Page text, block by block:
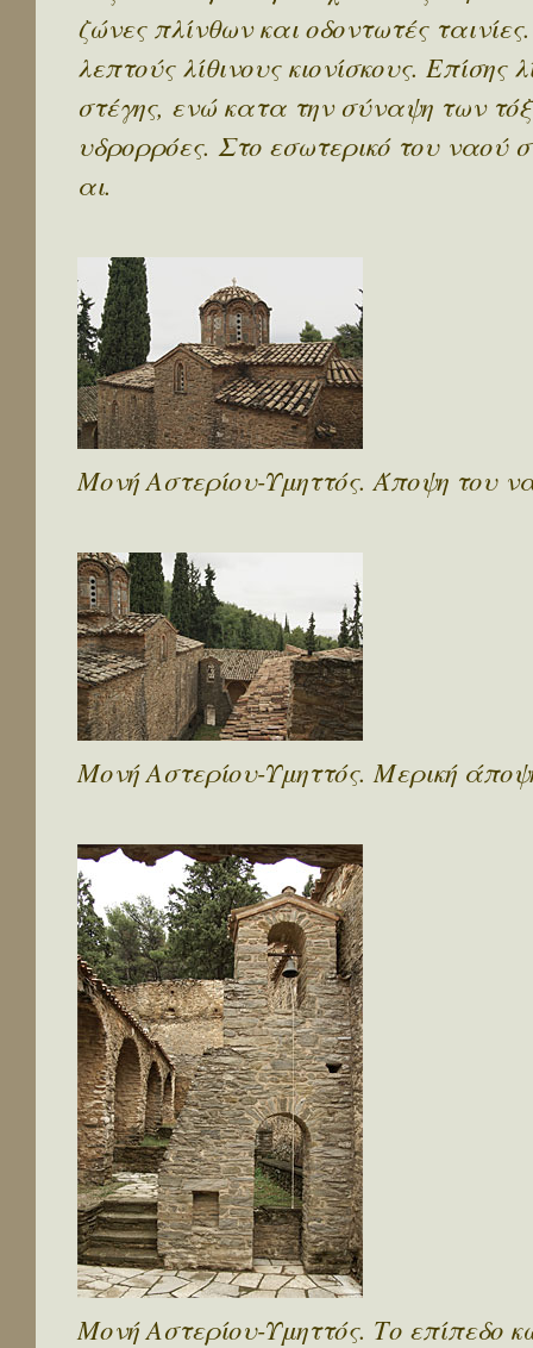
ζώνες πλίνθων και οδοντωτές
λεπτούς λίθινους κιονίσκους. Επίσης
στέγης, ενώ κατα την σύναψη των
υδρορρόες. Στο εσωτερικό του ναού
αι.
Μονή Αστερίου-Υμηττός. Άποψη του
Μονή Αστερίου-Υμηττός. Μερική
Μονή Αστερίου-Υμηττός. Το επίπεδο